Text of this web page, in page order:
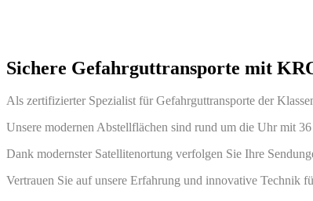
Sichere Gefahrguttransporte mit
Als zertifizierter Spezialist für Gefahrguttransporte der
Unsere modernen Abstellflächen sind rund um die Uhr mit
Dank modernster Satellitenortung verfolgen Sie Ihre
Vertrauen Sie auf unsere Erfahrung und innovative Technik